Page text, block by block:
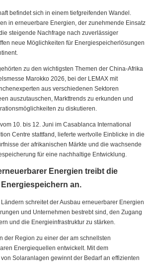
befindet sich in einem tiefgreifenden Wandel.
in erneuerbare Energien, der zunehmende Einsatz
steigende Nachfrage nach zuverlässiger
neue Möglichkeiten für Energiespeicherlösungen
zu den wichtigsten Themen der China-Afrika
Marokko 2026, bei der LEMAX mit
aus verschiedenen Sektoren
auszutauschen, Markttrends zu erkunden und
zu diskutieren.
10. bis 12. Juni im Casablanca International
Centre stattfand, lieferte wertvolle Einblicke in die
der afrikanischen Märkte und die wachsende
für eine nachhaltige Entwicklung.
Energien treibt die
an.
schreitet der Ausbau erneuerbarer Energien
und Unternehmen bestrebt sind, den Zugang
und die Energieinfrastruktur zu stärken.
der Region zu einer der am schnellsten
Energiequellen entwickelt. Mit dem
Solaranlagen gewinnt der Bedarf an effizienten